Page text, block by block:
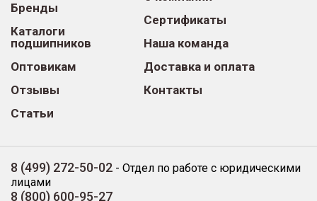
Бренды
Каталоги
подшипников
Оптовикам
Отзывы
Статьи
Сертификаты
Наша команда
Доставка и оплата
Контакты
8 (499) 272-50-02 - Отдел по работе с юридическими
лицами
8 (800) 600-95-27